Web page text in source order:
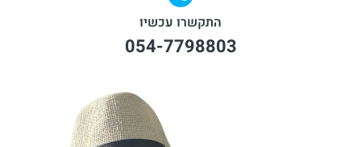
התקשרו עכשיו
054-7798803